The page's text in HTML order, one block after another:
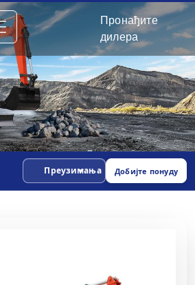
Пронађите
дилера
Преузимања Добијте понуду